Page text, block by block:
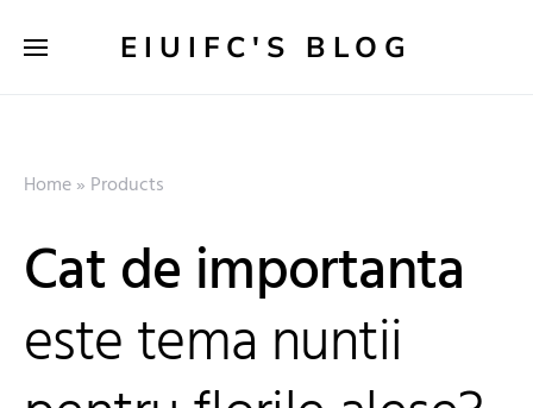
EIUIFC'S BLOG
Home» Products
Cat de importanta
este tema nuntii